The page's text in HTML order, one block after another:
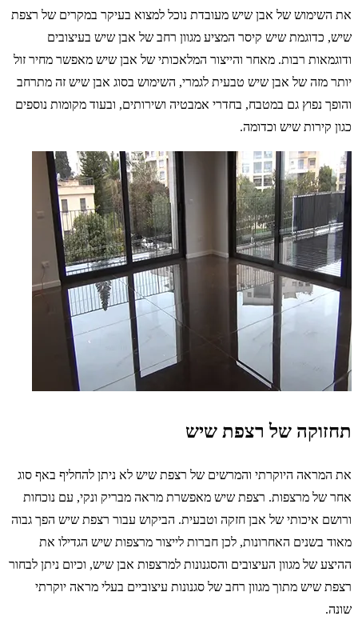
את השימוש של אבן שיש מעובדת נוכל למצוא בעיקר במקרים של רצפת
שיש, כדוגמת שיש קיסר המציע מגוון רחב של אבן שיש בעיצובים
ודוגמאות רבות. מאחר והייצור המלאכותי של אבן שיש מאפשר מחיר זול
יותר מזה של אבן שיש טבעית לגמרי, השימוש בסוג אבן שיש זה מתרחב
והופך נפוץ גם במטבח, בחדרי אמבטיה ושירותים, ובעוד מקומות נוספים
כגון קירות שיש וכדומה.
תחזוקה של רצפת שיש
את המראה היוקרתי והמרשים של רצפת שיש לא ניתן להחליף באף סוג
אחר של מרצפות. רצפת שיש מאפשרת מראה מבריק ונקי, עם נוכחות
ורושם איכותי של אבן חזקה וטבעית. הביקוש עבור רצפת שיש הפך גבוה
מאוד בשנים האחרונות, לכן חברות לייצור מרצפות שיש הגדילו את
ההיצע של מגוון העיצובים והסגנונות למרצפות אבן שיש, וכיום ניתן לבחור
רצפת שיש מתוך מגוון רחב של סגנונות עיצוביים בעלי מראה יוקרתי
שונה.